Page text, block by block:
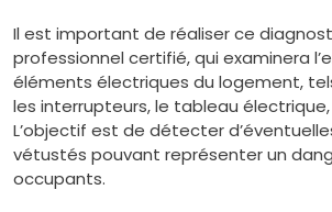
Il est important de réaliser ce
professionnel certifié, qui examinera
éléments électriques du logement,
les interrupteurs, le tableau
L’objectif est de détecter
vétustés pouvant représenter un
occupants.